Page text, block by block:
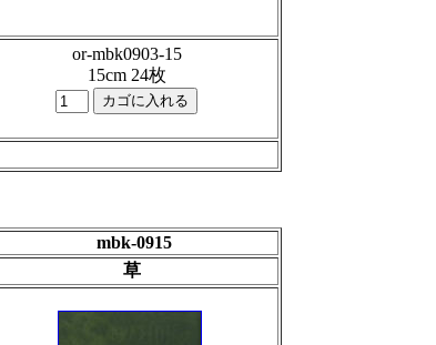
or-mbk0903-15
15cm 24枚
mbk-0915
草